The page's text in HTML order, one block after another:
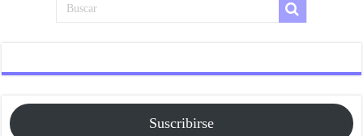
Suscribirse